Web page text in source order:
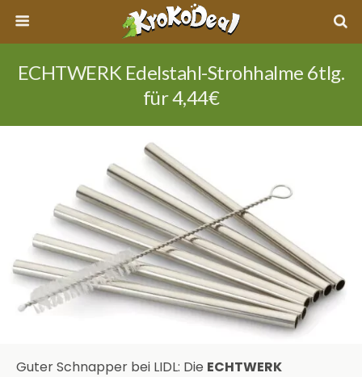
ECHTWERK Edelstahl-Strohhalme 6tlg.
für 4,44€
Guter Schnapper bei LIDL: Die ECHTWERK